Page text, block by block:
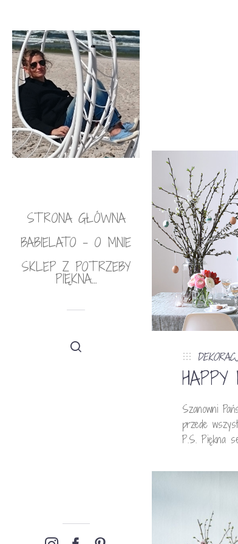
STRONA GŁÓWNA
BABIELATO – O MNIE
SKLEP Z POTRZEBY
PIĘKNA…
HAPPY
Szanowni
przede
P.S. Piękna